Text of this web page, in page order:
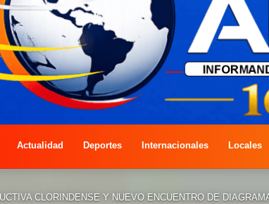
Actualidad Deportes Internacionales Locales
CLORINDENSE Y NUEVO ENCUENTRO DE